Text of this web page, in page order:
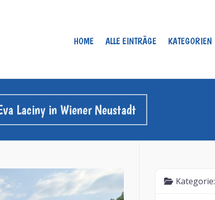
HOME ALLE EINTRÄGE KATEGORIEN
Laciny in Wiener Neustadt
Kategorie: